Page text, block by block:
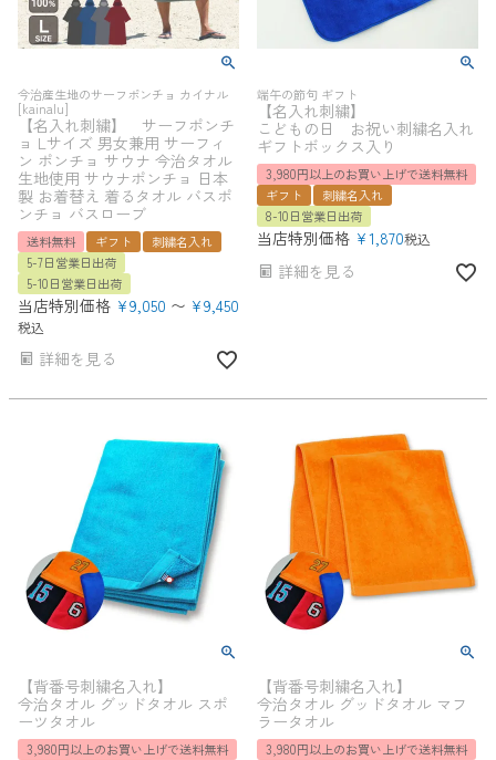
今治産生地のサーフポンチョ カイナル
[kainalu]
【名入れ刺繍】 サーフポンチ
ョ Lサイズ 男女兼用 サーフィ
ン ポンチョ サウナ 今治タオル
生地使用 サウナポンチョ 日本
製 お着替え 着るタオル バスポ
ンチョ バスローブ
送料無料 ギフト
刺繍名入れ
5-7日営業日出荷
5-10日営業日出荷
当店特別価格 ¥9,050 〜 ¥9,450
税込
詳細を見る
端午の節句 ギフト
【名入れ刺繍】
こどもの日 お祝い刺繍名入れ
ギフトボックス入り
3,980円以上のお買い上げで送料無料
ギフト
刺繍名入れ
8-10日営業日出荷
当店特別価格 ¥1,870税込
詳細を見る
【背番号刺繍名入れ】
今治タオル グッドタオル スポ
ーツタオル
3,980円以上のお買い上げで送料無料
【背番号刺繍名入れ】
今治タオル グッドタオル マフ
ラータオル
3,980円以上のお買い上げで送料無料